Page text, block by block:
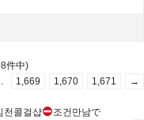
件中)
1,669 1,670 1,671 →
천콜걸샵
조건만남で